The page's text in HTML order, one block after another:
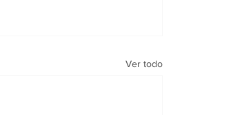
Ver todo